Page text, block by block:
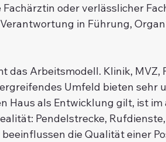
Fachärztin oder verlässlicher
in Führung,
das Arbeitsmodell. Klinik, MVZ,
Umfeld bieten sehr
Haus als Entwicklung gilt, ist
Pendelstrecke,
die Qualität einer